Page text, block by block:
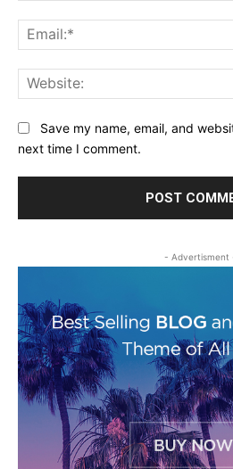
Save my name, email, and
next time I comment.
- Advertisment